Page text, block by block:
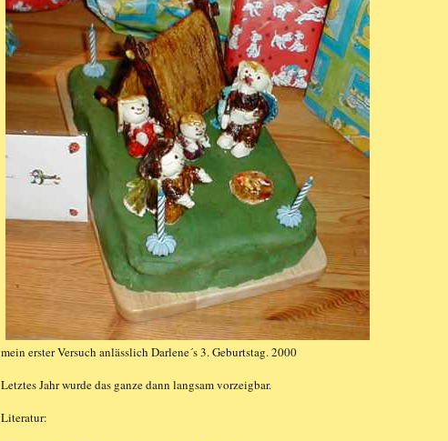
mein erster Versuch anlässlich Darlene´s 3. Geburtstag. 2000
Letztes Jahr wurde das ganze dann langsam vorzeigbar.
Literatur: